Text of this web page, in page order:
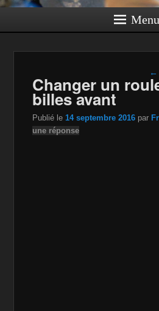
Menu
←
Changer un
billes avant
Publié le 14 septembre 2016 par
une réponse